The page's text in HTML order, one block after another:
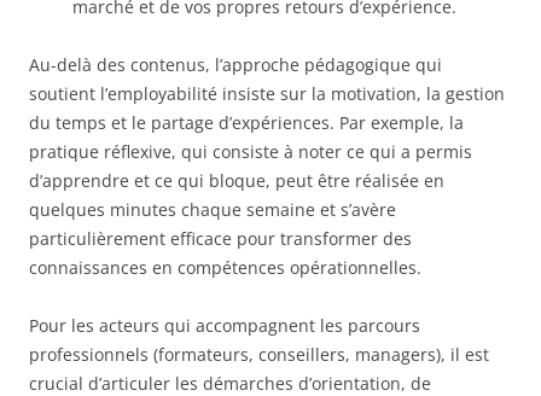
marché et de vos propres retours d’expérience.
Au-delà des contenus, l’approche pédagogique qui
soutient l’employabilité insiste sur la motivation, la gestion
du temps et le partage d’expériences. Par exemple, la
pratique réflexive, qui consiste à noter ce qui a permis
d’apprendre et ce qui bloque, peut être réalisée en
quelques minutes chaque semaine et s’avère
particulièrement efficace pour transformer des
connaissances en compétences opérationnelles.
Pour les acteurs qui accompagnent les parcours
professionnels (formateurs, conseillers, managers), il est
crucial d’articuler les démarches d’orientation, de